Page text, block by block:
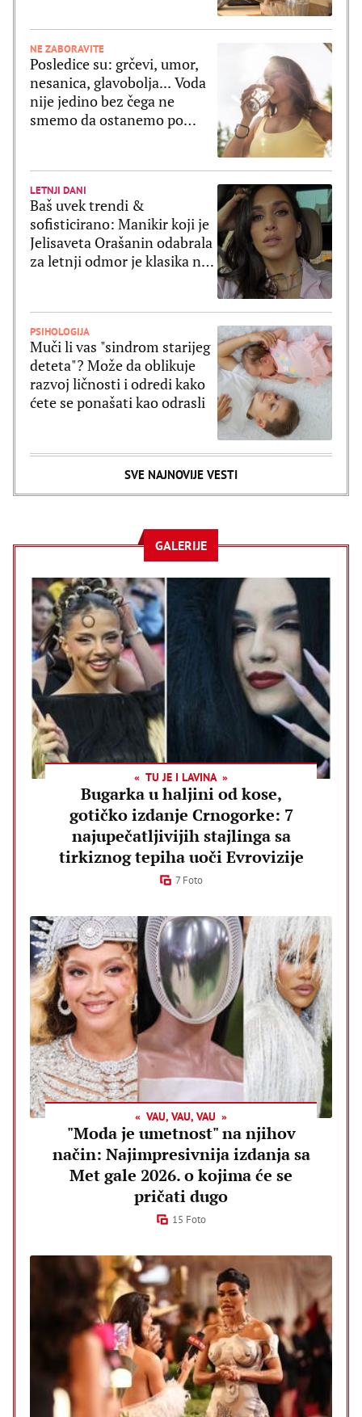
NE ZABORAVITE
Posledice su: grčevi, umor,
nesanica, glavobolja... Voda
nije jedino bez čega ne
smemo da ostanemo po
LETNJI DANI
Baš uvek trendi &
sofisticirano: Manikir koji je
Jelisaveta Orašanin odabrala
za letnji odmor je klasika na
PSIHOLOGIJA
Muči li vas "sindrom starijeg
deteta"? Može da oblikuje
razvoj ličnosti i odredi kako
ćete se ponašati kao odrasli
SVE NAJNOVIJE VESTI
GALERIJE
TU JE I LAVINA
Bugarka u haljini od kose,
gotičko izdanje Crnogorke: 7
najupečatljivijih stajlinga sa
tirkiznog tepiha uoči Evrovizije
7 Foto
VAU, VAU, VAU
"Moda je umetnost" na njihov
način: Najimpresivnija izdanja sa
Met gale 2026. o kojima će se
pričati dugo
15 Foto